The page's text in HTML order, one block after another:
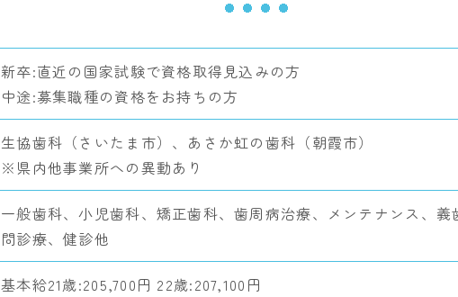
新卒:直近の国家試験で資格取得見込みの方
中途:募集職種の資格をお持ちの方
生協歯科（さいたま市）、あさか虹の歯科（朝霞市）
※県内他事業所への異動あり
一般歯科、小児歯科、矯正歯科、歯周病治療、メンテナンス、
問診療、健診他
基本給21歳:205,700円 22歳:207,100円